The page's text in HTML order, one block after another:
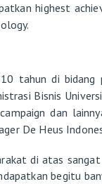
highest
tahun di
Bisnis
dan
De Heus
di atas
begitu